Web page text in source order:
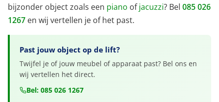
bijzonder object zoals een piano ofjacuzzi? Bel 085 026
1267 en wij vertellen je of het past.
Past jouw object op de lift?
Twijfel je of jouw meubel of apparaat past? Bel ons en
wij vertellen het direct.
Bel: 085 026 1267